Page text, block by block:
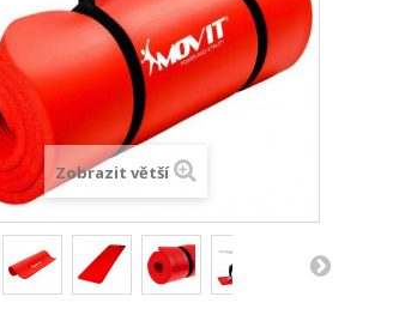
Zobrazit větší